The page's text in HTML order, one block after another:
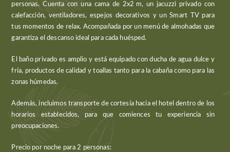
personas. Cuenta con una cama de 2x2 m, un jacuzzi privado con
calefacción, ventiladores, espejos decorativos y un Smart TV para
tus momentos de relax. Acompañada por un menú de almohadas que
garantiza el descanso ideal para cada huésped.
El baño privado es amplio y está equipado con ducha de agua dulce y
fría, productos de calidad y toallas tanto para la cabaña como para las
zonas húmedas.
Además, incluimos transporte de cortesía hacia el hotel dentro de los
horarios establecidos, para que comiences tu experiencia sin
preocupaciones.
Precio por noche para 2 personas: